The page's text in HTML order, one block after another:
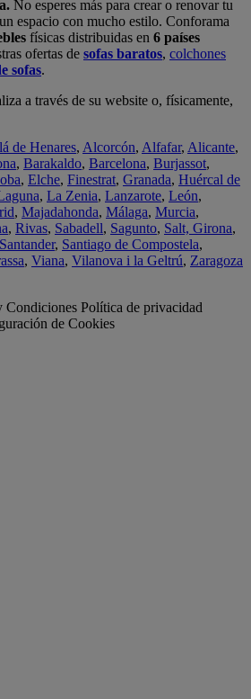
No esperes más para crear o renovar tu
espacio con mucho estilo. Conforama
físicas distribuidas en 6 países
ofertas de sofas baratos, colchones
sofas.
a través de su website o, físicamente,
de Henares, Alcorcón, Alfafar, Alicante,
, Barakaldo, Barcelona, Burjassot,
, Elche, Finestrat, Granada, Huércal de
, La Zenia, Lanzarote, León,
, Majadahonda, Málaga, Murcia,
, Rivas, Sabadell, Sagunto, Salt, Girona,
Santander, Santiago de Compostela,
, Viana, Vilanova i la Geltrú, Zaragoza
Condiciones Política de privacidad
de Cookies